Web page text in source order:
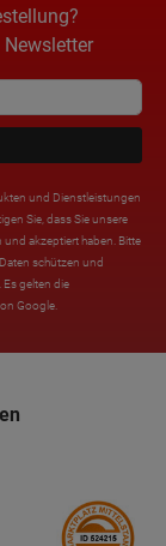
und Dienstleistungen
Sie, dass Sie unsere
und akzeptiert haben. Bitte
schützen und
Es gelten die
Google.